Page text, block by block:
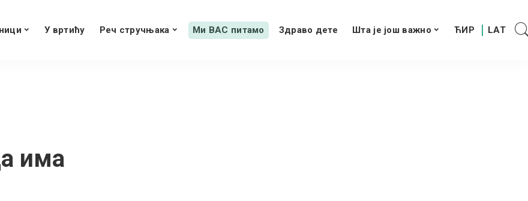
У вртићу Реч стручњака Ми ВАС питамо Здраво дете Шта је још важно
има